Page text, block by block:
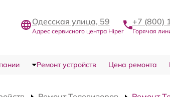
Одесская улица, 59
Адрес сервисного центра Hiper
+7 (800)
Горячая
Ремонт устройств Цена ремонта